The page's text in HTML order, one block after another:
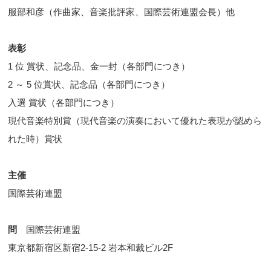
服部和彦（作曲家、音楽批評家、国際芸術連盟会長）他
表彰
1 位 賞状、記念品、金一封（各部門につき）
2 ～ 5 位賞状、記念品（各部門につき）
入選 賞状（各部門につき）
現代音楽特別賞（現代音楽の演奏において優れた表現が認めら
れた時）賞状
主催
国際芸術連盟
問
国際芸術連盟
東京都新宿区新宿2-15-2 岩本和裁ビル2F